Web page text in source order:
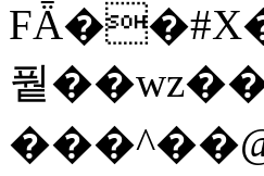
풭